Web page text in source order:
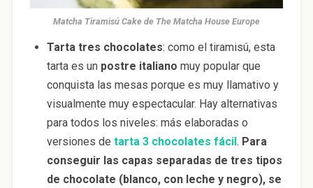
Matcha Tiramisú Cake de The Matcha House Europe
Tarta tres chocolates: como el tiramisú, esta
tarta es un postre italiano muy popular que
conquista las mesas porque es muy llamativo y
visualmente muy espectacular. Hay alternativas
para todos los niveles: más elaboradas o
versiones de tarta 3 chocolates fácil. Para
conseguir las capas separadas de tres tipos
de chocolate (blanco, con leche y negro), se